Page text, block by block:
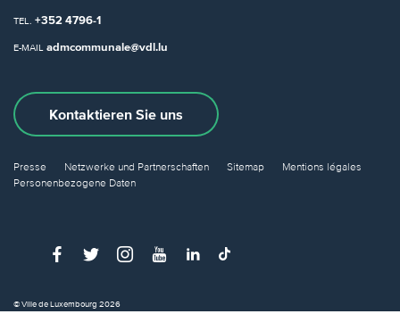
TEL. +352 4796-1
E-MAIL admcommunale@vdl.lu
Kontaktieren Sie uns
Presse Netzwerke und Partnerschaften Sitemap
Mentions légales
Personenbezogene Daten
© Ville de Luxembourg 2026